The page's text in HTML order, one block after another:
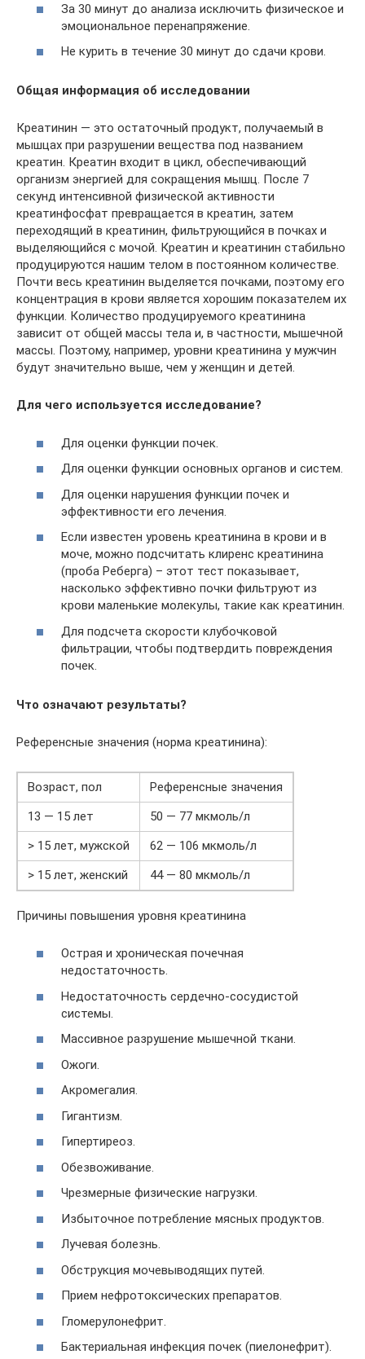
За 30 минут до анализа исключить физическое и
эмоциональное перенапряжение.
Не курить в течение 30 минут до сдачи крови.
Общая информация об исследовании
Креатинин — это остаточный продукт, получаемый в
мышцах при разрушении вещества под названием
креатин. Креатин входит в цикл, обеспечивающий
организм энергией для сокращения мышц. После 7
секунд интенсивной физической активности
креатинфосфат превращается в креатин, затем
переходящий в креатинин, фильтрующийся в почках и
выделяющийся с мочой. Креатин и креатинин стабильно
продуцируются нашим телом в постоянном количестве.
Почти весь креатинин выделяется почками, поэтому его
концентрация в крови является хорошим показателем их
функции. Количество продуцируемого креатинина
зависит от общей массы тела и, в частности, мышечной
массы. Поэтому, например, уровни креатинина у мужчин
будут значительно выше, чем у женщин и детей.
Для чего используется исследование?
Для оценки функции почек.
Для оценки функции основных органов и систем.
Для оценки нарушения функции почек и
эффективности его лечения.
Если известен уровень креатинина в крови и в
моче, можно подсчитать клиренс креатинина
(проба Реберга) – этот тест показывает,
насколько эффективно почки фильтруют из
крови маленькие молекулы, такие как креатинин.
Для подсчета скорости клубочковой
фильтрации, чтобы подтвердить повреждения
почек.
Что означают результаты?
Референсные значения (норма креатинина):
Возраст, пол
Референсные значения
13 — 15 лет
50 — 77 мкмоль/л
> 15 лет, мужской
62 — 106 мкмоль/л
> 15 лет, женский
44 — 80 мкмоль/л
Причины повышения уровня креатинина
Острая и хроническая почечная
недостаточность.
Недостаточность сердечно-сосудистой
системы.
Массивное разрушение мышечной ткани.
Ожоги.
Акромегалия.
Гигантизм.
Гипертиреоз.
Обезвоживание.
Чрезмерные физические нагрузки.
Избыточное потребление мясных продуктов.
Лучевая болезнь.
Обструкция мочевыводящих путей.
Прием нефротоксических препаратов.
Гломерулонефрит.
Бактериальная инфекция почек (пиелонефрит).